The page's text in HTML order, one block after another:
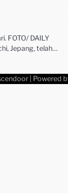
FOTO/ DAILY
Jepang, telah…
| Powered